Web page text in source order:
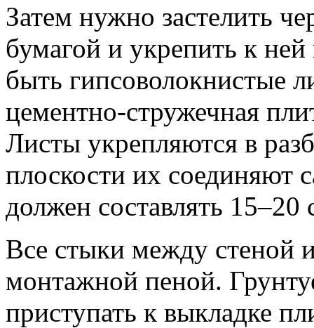
Затем нужно застелить
бумагой и укрепить к
быть гипсоволокнистые
цементно-стружечная
Листы укрепляются в
плоскости их соединяют
должен составлять 15–20
Все стыки между стеной
монтажной пеной.
приступать к выкладке